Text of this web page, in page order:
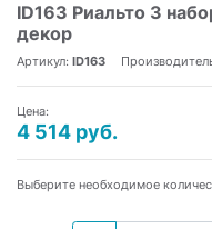
ID163 Риальто 3
декор
Артикул: ID163
Цена:
4 514 руб.
Выберите необходимое